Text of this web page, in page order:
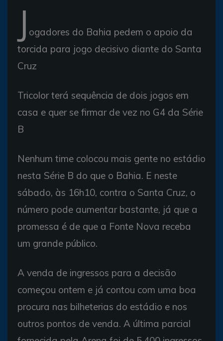
J ogadores do Bahia pedem o apoio da
torcida para jogo decisivo diante do Santa
Cruz
Tricolor terá sequência de dois jogos em
casa e quer se firmar de vez no G4 da Série
B
Nenhum time colocou mais gente no estádio
nesta Série B do que o Bahia. E neste
sábado, às 16h10, contra o Santa Cruz, o
número pode aumentar bastante, já que a
promessa é de que a Fonte Nova receba
um grande público.
A venda de ingressos para a decisão
começou ontem e já contou com uma boa
procura nas bilheterias do estádio e nos
outros pontos de venda. A última parcial